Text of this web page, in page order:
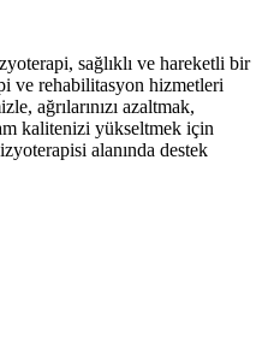
sağlıklı ve hareketli bir
ve rehabilitasyon hizmetleri
ağrılarınızı azaltmak,
kalitenizi yükseltmek için
alanında destek